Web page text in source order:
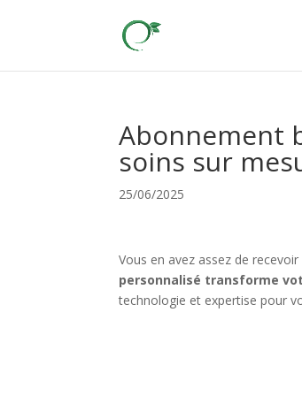
Abonnement
soins sur
25/06/2025
Vous en avez assez de
personnalisé transforme
technologie et expertise pour